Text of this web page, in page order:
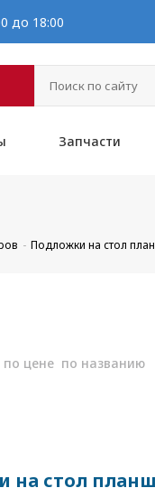
до 18:00
Запчасти
Подложки на стол
по цене по названию
на стол